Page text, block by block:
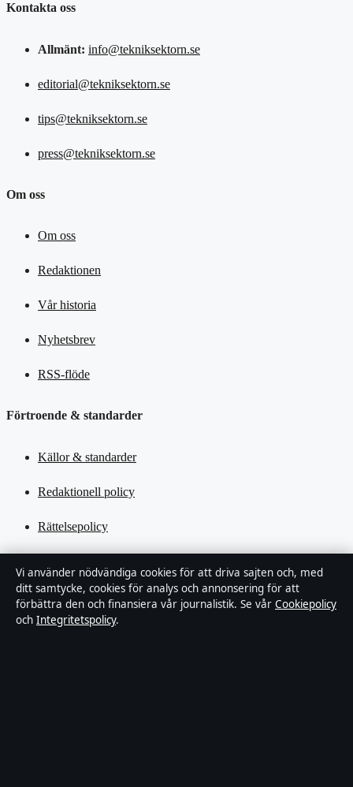
Kontakta oss
Allmänt: info@tekniksektorn.se
editorial@tekniksektorn.se
tips@tekniksektorn.se
press@tekniksektorn.se
Om oss
Om oss
Redaktionen
Vår historia
Nyhetsbrev
RSS-flöde
Förtroende & standarder
Källor & standarder
Redaktionell policy
Rättelsepolicy
Kändisar & integritet
Integritetspolicy
Vi använder nödvändiga cookies för att driva sajten och, med
ditt samtycke, cookies för analys och annonsering för att
förbättra den och finansiera vår journalistik. Se vår Cookiepolicy
och Integritetspolicy.